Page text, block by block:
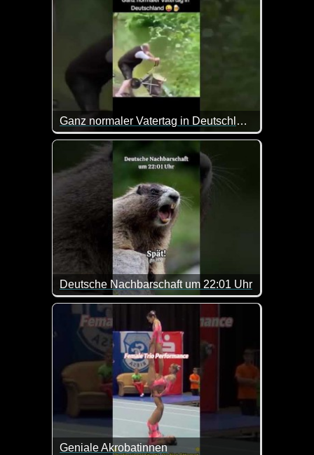
Ganz normaler Vatertag in Deutschland
Das wars dann mit dem Vatertag ;-)
Deutsche Nachbarschaft um 22:01 Uhr
Zum Glück sind unsere Nachbarn nicht so ;-)
Geniale Akrobatinnen